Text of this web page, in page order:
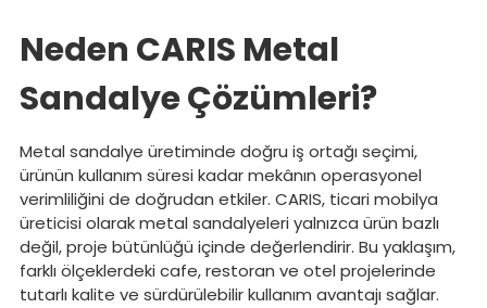
Neden CARIS Metal
Sandalye Çözümleri?
Metal sandalye üretiminde doğru iş ortağı seçimi,
ürünün kullanım süresi kadar mekânın operasyonel
verimliliğini de doğrudan etkiler. CARIS, ticari mobilya
üreticisi olarak metal sandalyeleri yalnızca ürün bazlı
değil, proje bütünlüğü içinde değerlendirir. Bu yaklaşım,
farklı ölçeklerdeki cafe, restoran ve otel projelerinde
tutarlı kalite ve sürdürülebilir kullanım avantajı sağlar.